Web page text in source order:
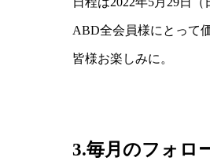
ABD全会員様にとって
皆様お楽しみに。
3.毎月のフォロ